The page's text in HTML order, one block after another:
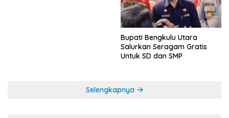
Bupati Bengkulu Utara
Salurkan Seragam Gratis
Untuk SD dan SMP
Selengkapnya